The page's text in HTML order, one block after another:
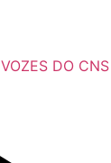
VOZES DO CNS